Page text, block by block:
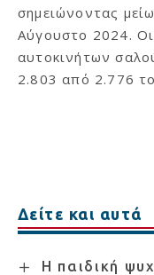
σημειώνοντας
Αύγουστο 2024.
αυτοκινήτων
2.803 από 2.776
Δείτε και αυτά
Η παιδική